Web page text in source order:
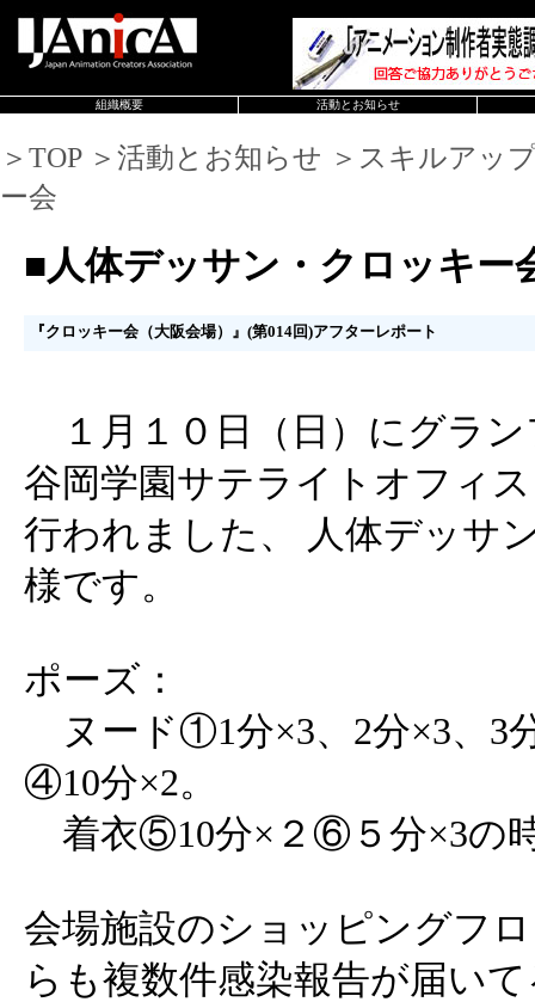
組織概要 活動とお知らせ
＞TOP ＞活動とお知らせ ＞スキルアッ
ー会
■人体デッサン・クロッキー
『クロッキー会（大阪会場）』(第014回)アフターレポート
１月１０日（日）にグラン
谷岡学園サテライトオフィ
行われました、 人体デッサ
様です。
ポーズ：
ヌード①1分×3、2分×3、3
④10分×2。
着衣⑤10分×２⑥５分×3の
会場施設のショッピングフ
らも複数件感染報告が届い